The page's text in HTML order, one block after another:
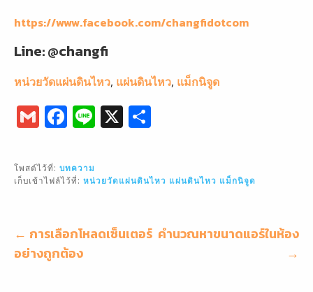
https://www.facebook.com/changfidotcom
Line: @changfi
หน่วยวัดแผ่นดินไหว, แผ่นดินไหว, แม็กนิจูด
G
m
ai
l
F
a
c
e
o
o
Li
n
X
e
โพสต์ไว้ที่: บทความ
เก็บเข้าไฟล์ไว้ที่: หน่วยวัดแผ่นดินไหว แผ่นดินไหว แม็กนิจูด
แนะแนว
เรื่อง
← การเลือกโหลดเซ็นเตอร์
อย่างถูกต้อง
คำนวณหาขนาดแอร์ในห้อง
→